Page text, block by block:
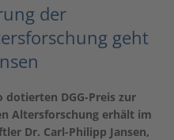
der
geht
dotierten DGG-Preis zur
Altersforschung erhält im
Dr. Carl-Philipp Jansen,